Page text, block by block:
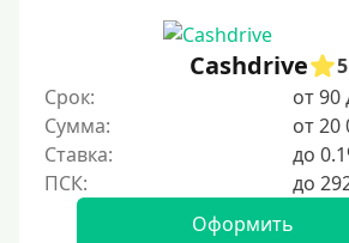
150000 руб
200000 руб
250000 руб
Cashdrive
5
Срок:
от 90
Сумма:
Ставка:
до
Оформить